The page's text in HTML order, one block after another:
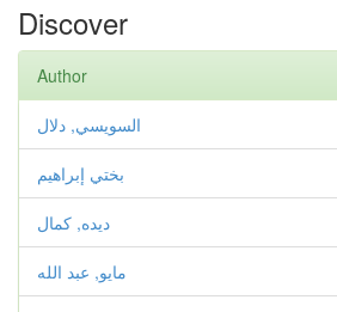
Discover
Author
السويسي, دلال
بختي إبراهيم
ديده, كمال
مايو, عبد الله